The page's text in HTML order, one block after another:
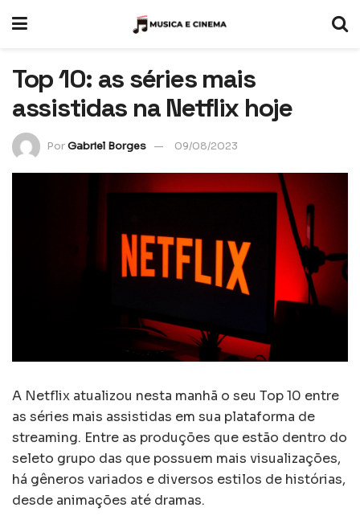
Top 10: as séries mais
assistidas na Netflix hoje
PorGabriel Borges 09/08/2023
A Netflix atualizou nesta manhã o seu Top 10 entre
as séries mais assistidas em sua plataforma de
streaming. Entre as produções que estão dentro do
seleto grupo das que possuem mais visualizações,
há gêneros variados e diversos estilos de histórias,
desde animações até dramas.